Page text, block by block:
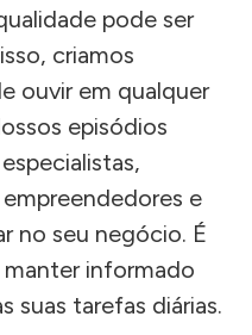
pode ser
criamos
ouvir em qualquer
episódios
e
no seu negócio. É
manter informado
suas tarefas diárias.